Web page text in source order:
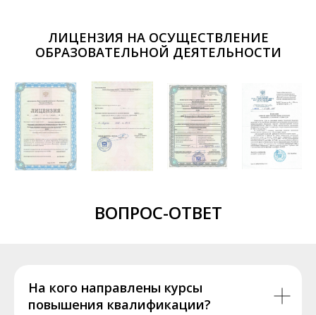
ЛИЦЕНЗИЯ НА ОСУЩЕСТВЛЕНИЕ
ОБРАЗОВАТЕЛЬНОЙ ДЕЯТЕЛЬНОСТИ
ВОПРОС-ОТВЕТ
На кого направлены курсы
повышения квалификации?